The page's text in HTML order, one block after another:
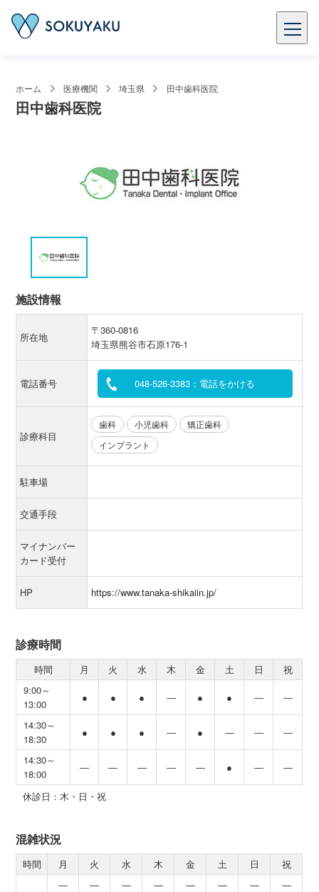
ホーム 医療機関 埼玉県 田中歯科医院
田中歯科医院
施設情報
所在地
〒360-0816
埼玉県熊谷市石原176-1
電話番号 048-526-3383：電話をかける
診療科目
歯科 小児歯科
矯正歯科
インプラント
駐車場
交通手段
マイナンバー
カード受付
HP https://www.tanaka-shikaiin.jp/
診療時間
時間 月 火 水 木 金 土 日
祝
9:00～
13:00
● ● ● ― ● ● ― ―
14:30～
18:30
● ● ● ― ● ― ― ―
14:30～
18:00
― ― ― ― ― ● ― ―
休診日：木・日・祝
混雑状況
時間 月 火 水 木 金 土 日
祝
―
― ― ― ― ― ― ―